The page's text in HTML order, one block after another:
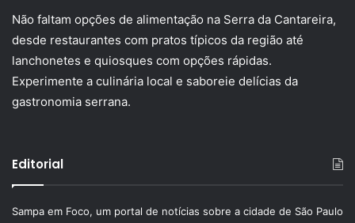
Não faltam opções de alimentação na Serra da Cantareira,
desde restaurantes com pratos típicos da região até
lanchonetes e quiosques com opções rápidas.
Experimente a culinária local e saboreie delícias da
gastronomia serrana.
Editorial
Sampa em Foco, um portal de notícias sobre a cidade de São Paulo